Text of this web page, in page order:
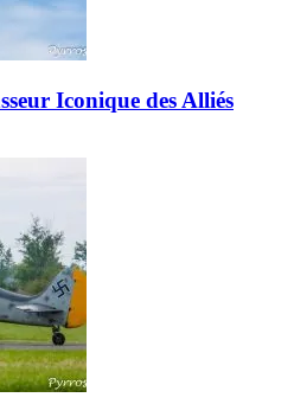
Iconique des Alliés